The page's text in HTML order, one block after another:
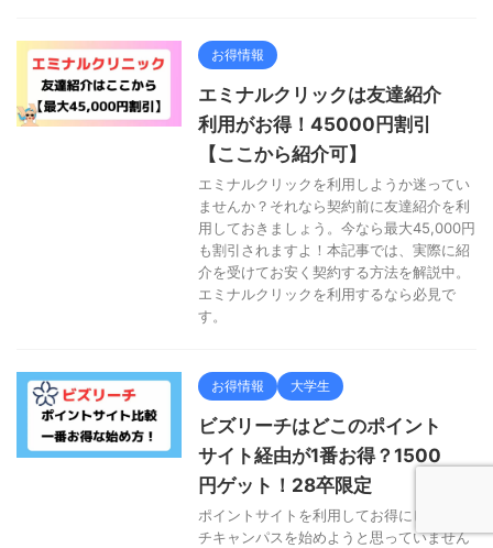
お得情報
エミナルクリックは友達紹介
利用がお得！45000円割引
【ここから紹介可】
エミナルクリックを利用しようか迷ってい
ませんか？それなら契約前に友達紹介を利
用しておきましょう。今なら最大45,000円
も割引されますよ！本記事では、実際に紹
介を受けてお安く契約する方法を解説中。
エミナルクリックを利用するなら必見で
す。
お得情報 大学生
ビズリーチはどこのポイント
サイト経由が1番お得？1500
円ゲット！28卒限定
ポイントサイトを利用してお得にビズリー
チキャンパスを始めようと思っていません